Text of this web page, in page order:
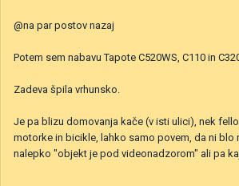
@na par postov nazaj
Potem sem nabavu Tapote C520WS, C110 in
Zadeva špila vrhunsko.
Je pa blizu domovanja kače (v isti ulici), nek
motorke in bicikle, lahko samo povem, da ni blo
nalepko "objekt je pod videonadzorom" ali pa